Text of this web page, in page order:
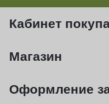
Кабинет
Магазин
Оформление